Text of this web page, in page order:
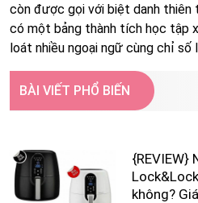
còn được gọi với biệt danh thiên
có một bảng thành tích học tập
loát nhiều ngoại ngữ cùng chỉ số
BÀI VIẾT PHỔ BIẾN
{REVIEW}
không?